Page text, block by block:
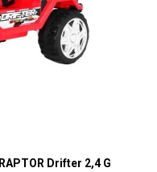
Drifter 2,4 G